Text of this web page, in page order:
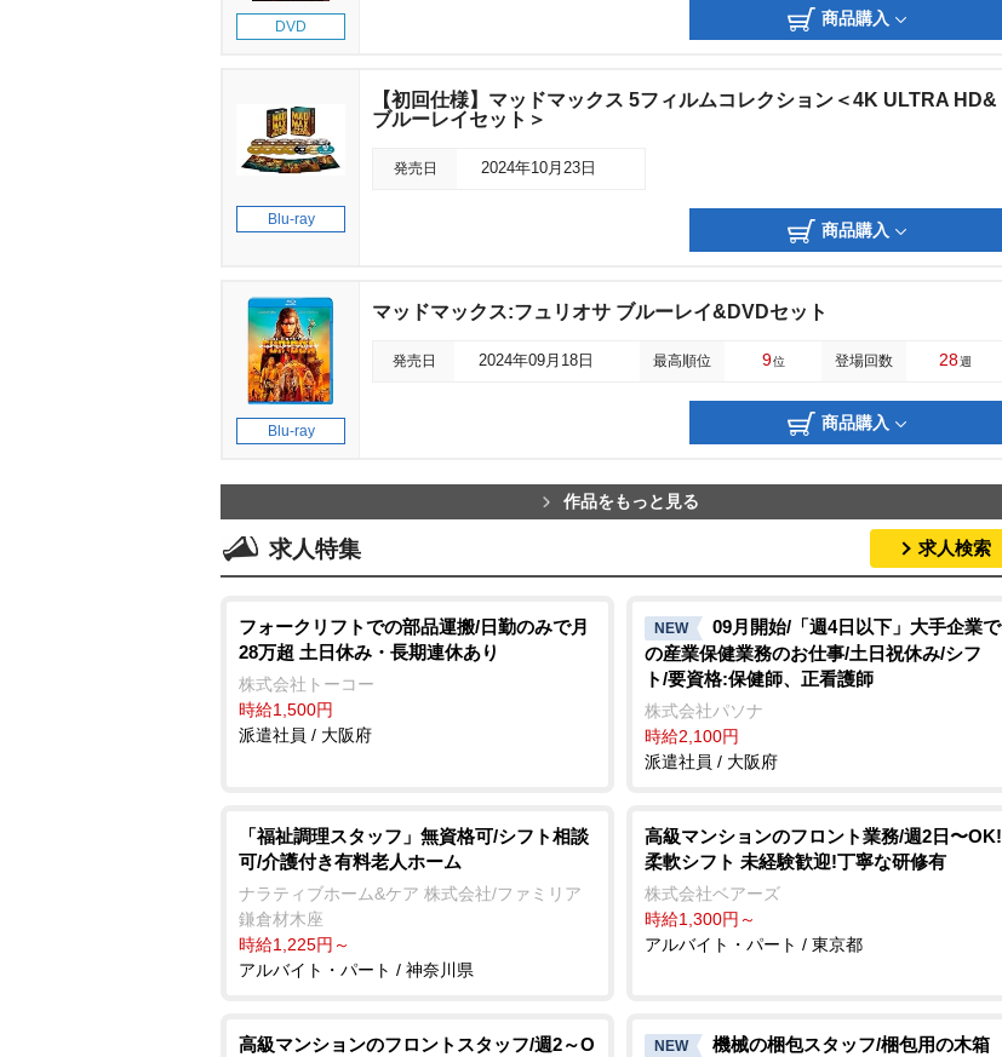
DVD 商品購入
Blu-ray
【初回仕様】マッドマックス 5フィルムコレクション＜4K ULTRA HD&
ブルーレイセット＞
発売日 2024年10月23日
商品購入
Blu-ray
マッドマックス:フュリオサ ブルーレイ&DVDセット
発売日 2024年09月18日 最高順位 9位 登場回数 28週
商品購入
作品をもっと見る
求人特集 求人検索
フォークリフトでの部品運搬/日勤のみで月
28万超 土日休み・長期連休あり
株式会社トーコー
時給1,500円
派遣社員 / 大阪府
NEW
09月開始/「週4日以下」大手企業で
の産業保健業務のお仕事/土日祝休み/シフ
ト/要資格:保健師、正看護師
株式会社パソナ
時給2,100円
派遣社員 / 大阪府
「福祉調理スタッフ」無資格可/シフト相談
可/介護付き有料老人ホーム
ナラティブホーム&ケア 株式会社/ファミリア
鎌倉材木座
時給1,225円～
アルバイト・パート / 神奈川県
⾼級マンションのフロント業務/週2⽇〜OK!
柔軟シフト 未経験歓迎!丁寧な研修有
株式会社ベアーズ
時給1,300円～
アルバイト・パート / 東京都
高級マンションのフロントスタッフ/週2～O
NEW
機械の梱包スタッフ/梱包用の木箱